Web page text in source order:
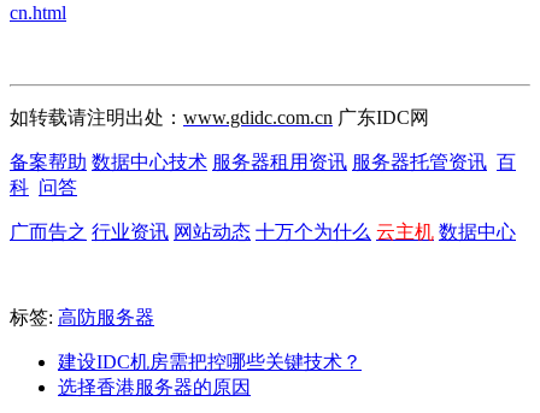
cn.html
如转载请注明出处： www.gdidc.com.cn 广东IDC网
备案帮助 数据中心技术 服务器租用资讯 服务器托管资讯 百
科 问答
广而告之 行业资讯 网站动态 十万个为什么 云主机 数据中心
标签: 高防服务器
建设IDC机房需把控哪些关键技术？
选择香港服务器的原因